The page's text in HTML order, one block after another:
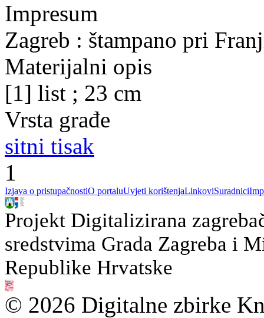
Impresum
Zagreb : štampano pri
Materijalni opis
[1] list ; 23 cm
Vrsta građe
sitni tisak
1
Izjava o pristupačnostiO portaluUvjeti korištenjaLinkoviSuradnici
Projekt Digitalizirana
sredstvima Grada Zagreba i
Republike Hrvatske
© 2026 Digitalne zbirke